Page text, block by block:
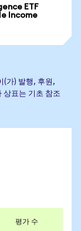
ETF
Income
가) 발행, 후원,
상표는 기초 참조
평가 수